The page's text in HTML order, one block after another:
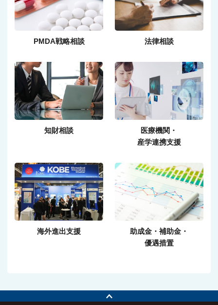
PMDA戦略相談 法律相談
知財相談
医療機関・
産学連携支援
海外進出支援
助成金・補助金・
優遇措置